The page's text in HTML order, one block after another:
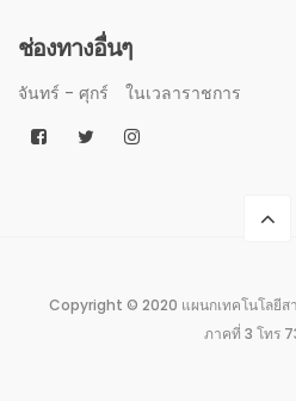
ช่องทางอื่นๆ
จันทร์ - ศุกร์ ในเวลาราชการ
Copyright © 2020 แผนกเทคโนโลยีส
ภาคที่ 3 โทร